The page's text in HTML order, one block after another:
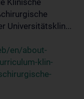
Klinische
Universitätsklin...
en/about-
klin-